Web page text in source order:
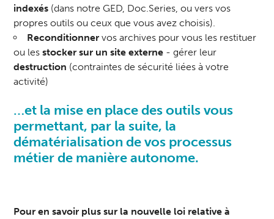
indexés (dans notre GED, Doc.Series, ou vers vos
propres outils ou ceux que vous avez choisis).
Reconditionner vos archives pour vous les restituer
ou lesstocker sur un site externe - gérer leur
destruction (contraintes de sécurité liées à votre
activité)
…et la mise en place des outils vous
permettant, par la suite, la
dématérialisation de vos processus
métier de manière autonome.
Pour en savoir plus sur la nouvelle loi relative à